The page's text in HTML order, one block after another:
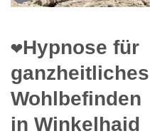
❤️Hypnose für
ganzheitliches
Wohlbefinden
in Winkelhaid